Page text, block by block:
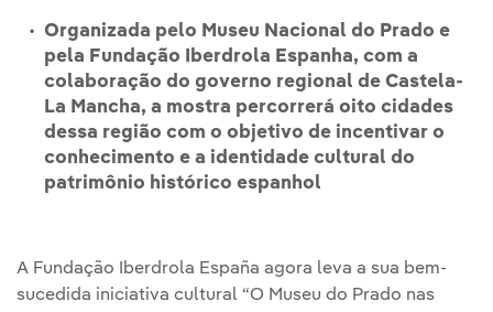
Organizada pelo Museu Nacional do Prado e
pela Fundação Iberdrola Espanha, com a
colaboração do governo regional de Castela-
La Mancha, a mostra percorrerá oito cidades
dessa região com o objetivo de incentivar o
conhecimento e a identidade cultural do
patrimônio histórico espanhol
A Fundação Iberdrola España agora leva a sua bem-
sucedida iniciativa cultural “O Museu do Prado nas